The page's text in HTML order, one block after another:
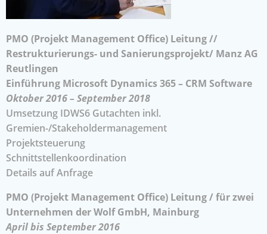
PMO (Projekt Management Office) Leitung //
Restrukturierungs- und Sanierungsprojekt/ Manz AG
Reutlingen
Einführung Microsoft Dynamics 365 – CRM Software
Oktober 2016 – September 2018
Umsetzung IDWS6 Gutachten inkl.
Gremien-/Stakeholdermanagement
Projektsteuerung
Schnittstellenkoordination
Details auf Anfrage
PMO (Projekt Management Office) Leitung / für zwei
Unternehmen der Wolf GmbH, Mainburg
April bis September 2016